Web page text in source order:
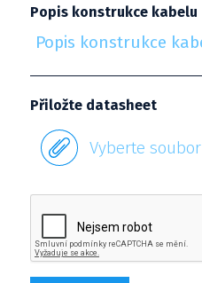
Popis konstrukce kabelu
Přiložte datasheet
Vyberte soubor